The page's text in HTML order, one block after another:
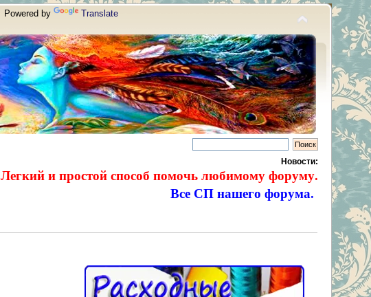
Powered by Translate
Новости:
Легкий и простой способ помочь любимому форуму.
Все СП нашего форума.